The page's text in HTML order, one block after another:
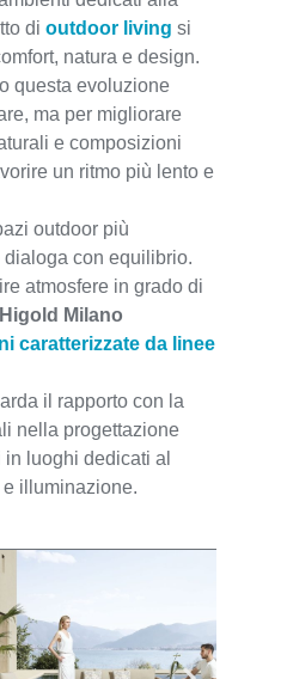
di outdoor living si
natura e design.
questa evoluzione
ma per migliorare
e composizioni
un ritmo più lento e
outdoor più
con equilibrio.
atmosfere in grado di
Higold Milano
caratterizzate da linee
il rapporto con la
nella progettazione
luoghi dedicati al
illuminazione.